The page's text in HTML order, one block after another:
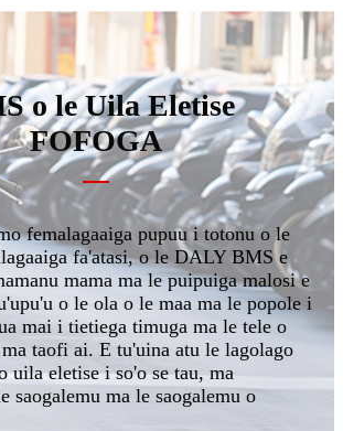
o le Uila Eletise
FOFOGA
femalagaaiga pupuu i totonu o le
fa'atasi, o le DALY BMS e
mama ma le puipuiga malosi e
o le ola o le maa ma le popole i
mai i tietiega timuga ma le tele o
taofi ai. E tu'uina atu le lagolago
uila eletise i so'o se tau, ma
saogalemu ma le saogalemu o